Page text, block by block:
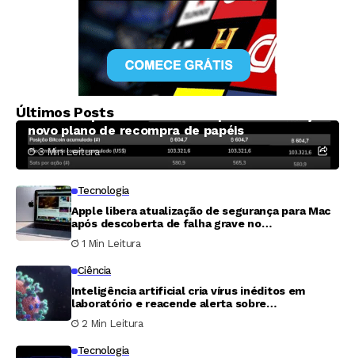
Últimos Posts
Criptomoedas
Méliuz amplia fatia de Bitcoin por cota e lança
novo plano de recompra de papéis
3 Min Leitura
Tecnologia
Apple libera atualização de segurança para Mac
após descoberta de falha grave no
Compartilhamento de Tela
1 Min Leitura
Ciência
Inteligência artificial cria vírus inéditos em
laboratório e reacende alerta sobre
biossegurança
2 Min Leitura
Tecnologia